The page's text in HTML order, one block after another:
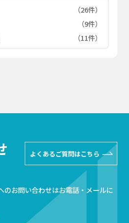
（26件）
（9件）
（11件）
よくあるご質問はこちら
のお問い合わせはお電話・メールに